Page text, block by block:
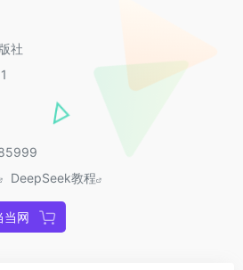
社
DeepSeek教程
当网